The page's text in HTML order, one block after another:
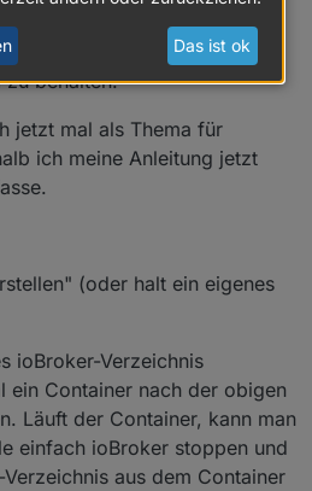
gemountet. Dies ermöglicht
zu tauschen und meine
zu behalten.
jetzt mal als Thema für
ich meine Anleitung jetzt
(oder halt ein eigenes
ioBroker-Verzeichnis
ein Container nach der obigen
Läuft der Container, kann man
einfach ioBroker stoppen und
aus dem Container
Das ist ok